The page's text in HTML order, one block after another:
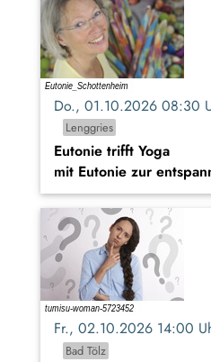
Do., 01.10.2026 08:30
Lenggries
Eutonie trifft Yoga
mit Eutonie zur
Fr., 02.10.2026 14:00
Bad Tölz